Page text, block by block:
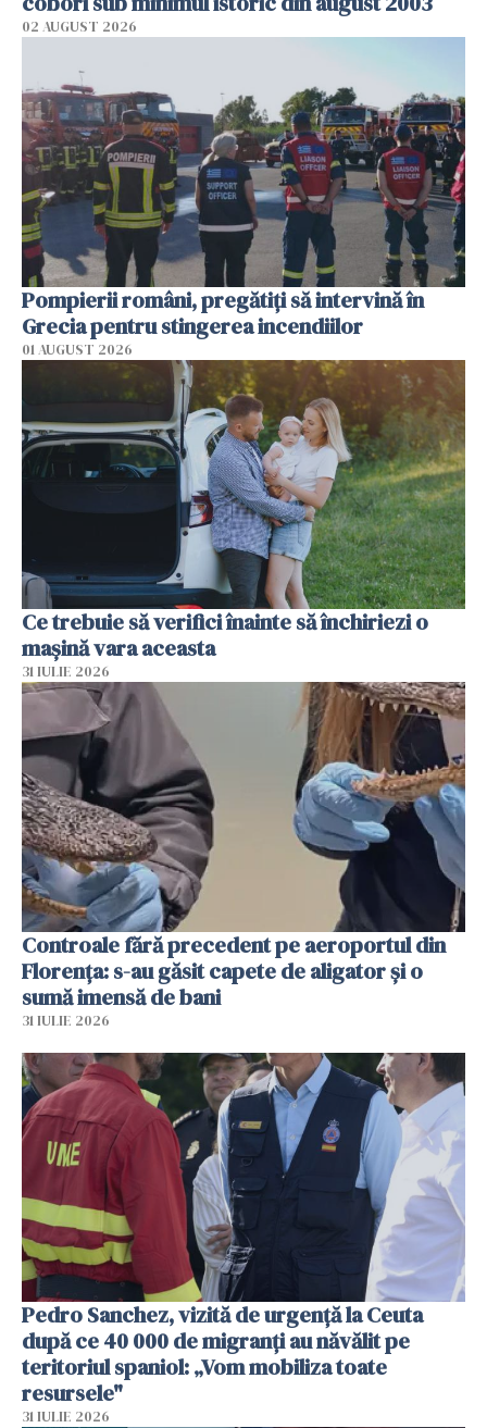
02 AUGUST 2026
Pompierii români, pregătiţi să intervină în
Grecia pentru stingerea incendiilor
01 AUGUST 2026
Ce trebuie să verifici înainte să închiriezi o
mașină vara aceasta
31 IULIE 2026
Controale fără precedent pe aeroportul din
Florența: s-au găsit capete de aligator și o
sumă imensă de bani
31 IULIE 2026
Pedro Sanchez, vizită de urgență la Ceuta
după ce 40 000 de migranți au năvălit pe
teritoriul spaniol: „Vom mobiliza toate
resursele"
31 IULIE 2026